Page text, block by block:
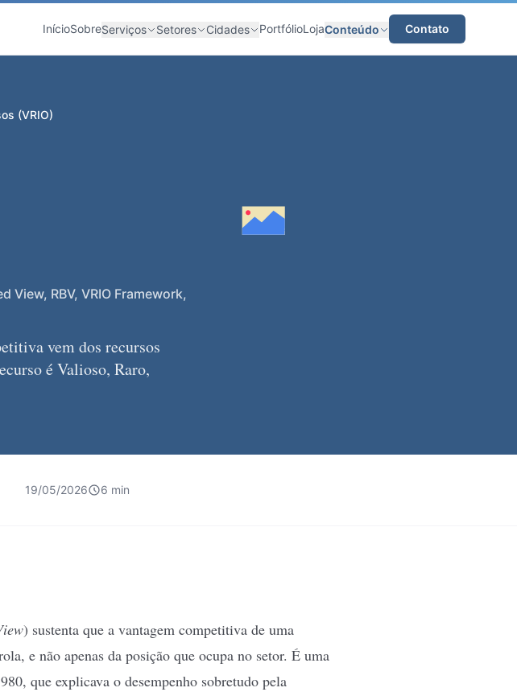
InícioSobreServiços Setores Cidades PortfólioLojaConteúdo Contato
(VRIO)
View, RBV, VRIO Framework,
vem dos recursos
é Valioso, Raro,
19/05/2026 6 min
) sustenta que a vantagem competitiva de uma
e não apenas da posição que ocupa no setor. É uma
que explicava o desempenho sobretudo pela